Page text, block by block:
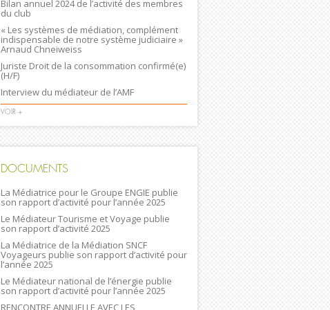
Bilan annuel 2024 de l’activité des membres
du club
« Les systèmes de médiation, complément
indispensable de notre système judiciaire »
Arnaud Chneiweiss
Juriste Droit de la consommation confirmé(e)
(H/F)
Interview du médiateur de l’AMF
VOIR +
DOCUMENTS
La Médiatrice pour le Groupe ENGIE publie
son rapport d’activité pour l’année 2025
Le Médiateur Tourisme et Voyage publie
son rapport d’activité 2025
La Médiatrice de la Médiation SNCF
Voyageurs publie son rapport d’activité pour
l’année 2025
Le Médiateur national de l’énergie publie
son rapport d’activité pour l’année 2025
RENCONTRE ANNUELLE AVEC LES